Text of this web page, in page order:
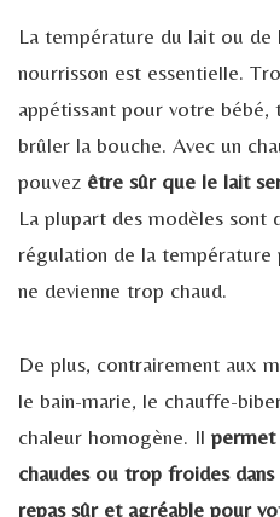
La température du lait ou de
nourrisson est essentielle.
appétissant pour votre
brûler la bouche. Avec un
pouvez être sûr que le lait
La plupart des modèles sont
régulation de la
ne devienne trop chaud.
De plus, contrairement aux
le bain-marie, le chauffe-
chaleur homogène. Il permet
chaudes ou trop froides
repas sûr et agréable pour